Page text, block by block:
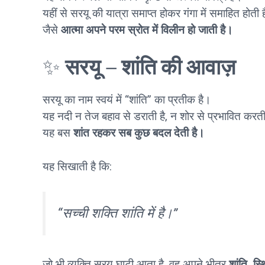
यहीं से सरयू की यात्रा समाप्त होकर गंगा में समाहित होती
जैसे आत्मा अपने परम स्रोत में विलीन हो जाती है।
✨सरयू – शांति की आवाज़
सरयू का नाम स्वयं में “शांति” का प्रतीक है।
यह नदी न तेज बहाव से डराती है, न शोर से प्रभावित
यह बसशांत रहकर सब कुछ बदल देती है।
यह सिखाती है कि:
“सच्ची शक्ति शांति में है।”